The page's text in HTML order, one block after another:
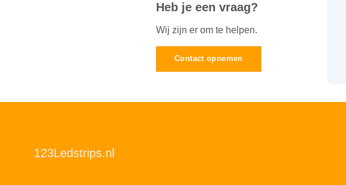
Heb je een vraag?
Wij zijn er om te helpen.
Contact opnemen
123Ledstrips.nl